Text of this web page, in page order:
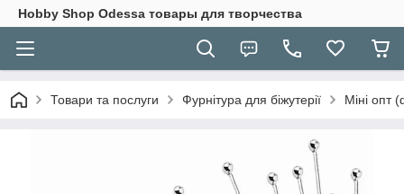
Hobbу Shop Odessa товары для творчества
Товари та послуги Фурнітура для біжутерії Міні опт